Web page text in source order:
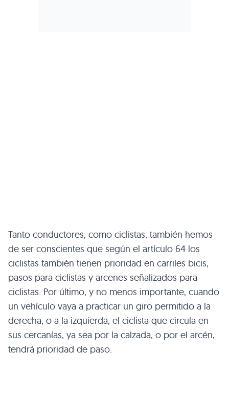
Tanto conductores, como ciclistas, también hemos
de ser conscientes que según el artículo 64 los
ciclistas también tienen prioridad en carriles bicis,
pasos para ciclistas y arcenes señalizados para
ciclistas. Por último, y no menos importante, cuando
un vehículo vaya a practicar un giro permitido a la
derecha, o a la izquierda, el ciclista que circula en
sus cercanías, ya sea por la calzada, o por el arcén,
tendrá prioridad de paso.